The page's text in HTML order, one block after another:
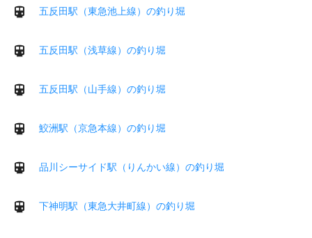
五反田駅（東急池上線）の釣り堀
五反田駅（浅草線）の釣り堀
五反田駅（山手線）の釣り堀
鮫洲駅（京急本線）の釣り堀
品川シーサイド駅（りんかい線）の釣り堀
下神明駅（東急大井町線）の釣り堀